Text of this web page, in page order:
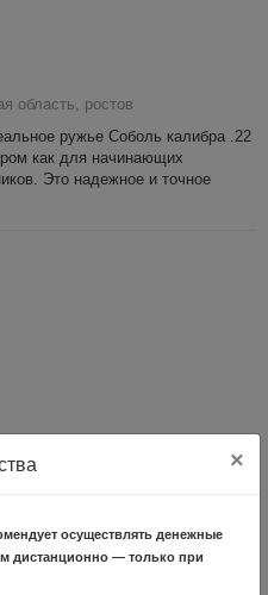
область, ростов
ружье Соболь калибра .22
как для начинающих
Это надежное и точное
состоянии, видимость
без кронштейна цена
просьба звонить на телефон.
×
осуществлять денежные
дистанционно — только при